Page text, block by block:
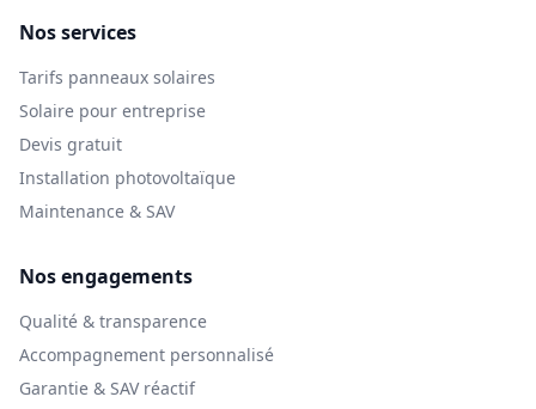
Nos services
Tarifs panneaux solaires
Solaire pour entreprise
Devis gratuit
Installation photovoltaïque
Maintenance & SAV
Nos engagements
Qualité & transparence
Accompagnement personnalisé
Garantie & SAV réactif